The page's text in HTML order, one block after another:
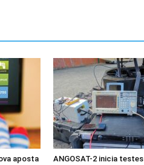
aposta
ANGOSAT-2 inicia